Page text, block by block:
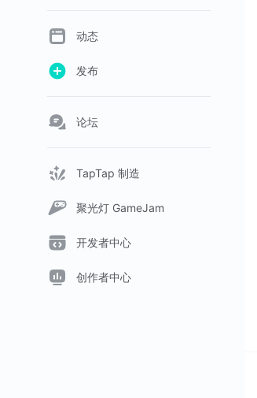
动态
发布
论坛
TapTap 制造
聚光灯 GameJam
开发者中心
创作者中心